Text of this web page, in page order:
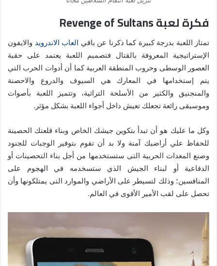
فكرة لعبة Revenge of Sultans
تمتاز اللعبة بدرجة كبيرة كما ذكرنا عن باقي العاب الاندرويد والايفون
الإستراتيجية المعروفة بالقتال فتصميم اللعبة يعتمد على حقبة
العصور الوسطى وحروب المنطقة العربية كما أن أدوات الحرب التي
يتم إستخدامها في المعارك هي السيوف والدروع والاحصنة
والمنجنيق والكثير من الأسلحة التراثية، وتتميز اللعبة بأصوات
وموسيقى رائعة تجعلك تعيش داخل أجواء اللعبة بشكل مؤثر.
وكل ما عليك هو أن تبدأ بتكوين جيشك الخاص وبناء قلعتك الحصينة
للحفاظ علي أراضيك آمنة ولا بد أن تقوم بتوفير الوجبات للجنود
وصنع المعدات الحربية التى ستستخدمها من أجل بناء التحصينات أو
الدفاعية أو لبناء الجيش الذي ستسخدمه في الهجوم على
المنافسين؛ وذلك لتسيطر على الأراضي والموارد التى يمتلكونها وأن
تحصل على لقب الأمير الأقوى في العالم.